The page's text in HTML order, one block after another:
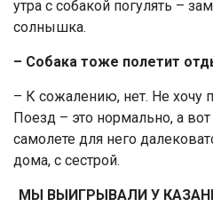
утра с собакой погулять –
солнышка.
– Собака тоже полетит
– К сожалению, нет. Не хочу
Поезд – это нормально, а вот
самолете для него
дома, с сестрой.
МЫ ВЫИГРЫВАЛИ У